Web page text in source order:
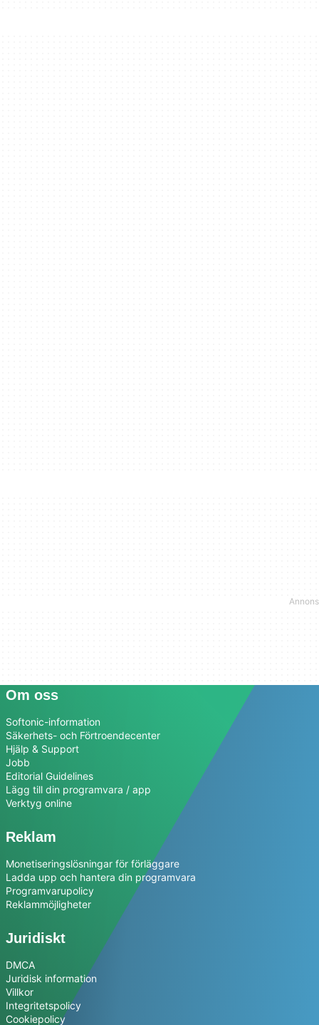
Om oss
Softonic-information
Säkerhets- och Förtroendecenter
Hjälp & Support
Jobb
Editorial Guidelines
Lägg till din programvara / app
Verktyg online
Reklam
Monetiseringslösningar för förläggare
Ladda upp och hantera din programvara
Programvarupolicy
Reklammöjligheter
Juridiskt
DMCA
Juridisk information
Villkor
Integritetspolicy
Cookiepolicy